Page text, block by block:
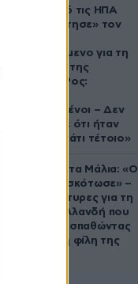
Ζευγάρι από τις ΗΠΑ
που «υιοθέτησε» τον
κατηγορούμενο για τη
δολοφονία της
Ελίζαμπεθ Ρος:
συντετριμμένοι – Δεν
έδειξε ποτέ ότι ήταν
ικανός για κάτι τέτοιο»
Τραγωδία στα Μάλια: «Ο
πανικός τη σκότωσε» –
Τι λένε μάρτυρες για τη
42χρονη Ολλανδή που
πνίγηκε προσπαθώντας
να σώσει τη φίλη της